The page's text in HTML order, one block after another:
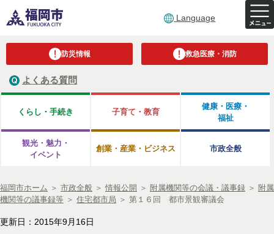
Language
防災情報 救急医療・消防
よくある質問
くらし・手続き 子育て・教育
健康・医療・
福祉
観光・魅力・
イベント
創業・産業・ビジネス 市政全般
福岡市ホーム ＞ 市政全般 ＞ 情報公開 ＞ 附属機関等の会議・議事録 ＞ 附属
機関等の議事録等 ＞ 住宅都市局 ＞ 第１６回 都市景観審議会
更新日：2015年9月16日